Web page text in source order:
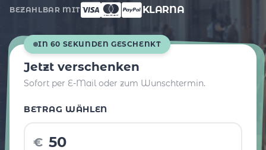
BEZAHLBAR MIT KLARNA
IN 60 SEKUNDEN GESCHENKT
Jetzt verschenken
Sofort per E-Mail oder zum Wunschtermin.
BETRAG WÄHLEN
€